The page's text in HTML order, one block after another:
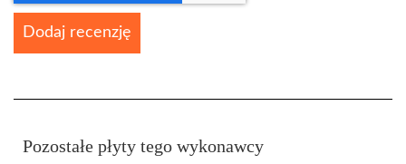
Dodaj recenzję
Pozostałe płyty tego wykonawcy